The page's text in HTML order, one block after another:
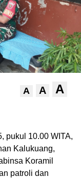
A A A
pukul 10.00 WITA,
Kalukuang,
Koramil
patroli dan